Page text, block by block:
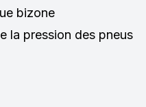
bizone
la pression des pneus